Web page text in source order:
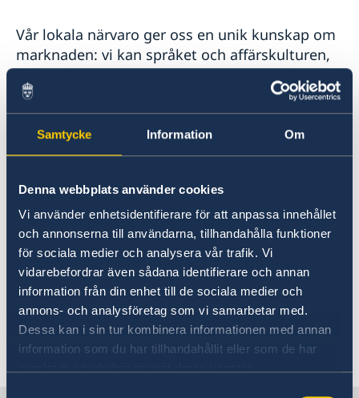
Samtycke Information Om
Denna webbplats använder cookies
Vi använder enhetsidentifierare för att anpassa innehållet
och annonserna till användarna, tillhandahålla funktioner
för sociala medier och analysera vår trafik. Vi
vidarebefordrar även sådana identifierare och annan
information från din enhet till de sociala medier och
annons- och analysföretag som vi samarbetar med.
Dessa kan i sin tur kombinera informationen med annan
information som du har tillhandahållit eller som de har
Vår lokala närvaro ger oss en unik kunskap om
marknaden: vi kan språket och affärskulturen,
vi har väl utvecklade nätverk, erfarenhet och
detaljerad lokalkunskap.
Vi kan hjälpa dig i alla skeden av dina
exportplaner, från att de första frågorna dyker
upp till att ditt företag behöver praktisk
etableringshjälp. Och vi har många olika
lösningar. För oss är ingenting främmande,
bara det kan hjälpa ditt företag att utvecklas!
Välkommen till vårt kontor!
Senast uppdaterad 14 jan. 2026, 11.36